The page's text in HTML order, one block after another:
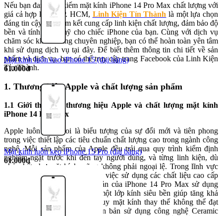
Nếu bạn đang tìm kiếm mặt kính iPhone 14 Pro Max chất lượng với
giá cả hợp lý tại TP. HCM, Linh Kiện Tín Thành là một lựa chọn
đáng tin cậy. Họ cam kết cung cấp linh kiện chất lượng, đảm bảo độ
bền và tính thẩm mỹ cho chiếc iPhone của bạn. Cùng với dịch vụ
chăm sóc khách hàng chuyên nghiệp, bạn có thể hoàn toàn yên tâm
khi sử dụng dịch vụ tại đây. Để biết thêm thông tin chi tiết về sản
phẩm và dịch vụ, bạn có thể truy cập trang Facebook của Linh Kiện
Tín Thành.
1. Thương hiệu Apple và chất lượng sản phẩm
1.1 Giới thiệu về thương hiệu Apple và chất lượng mặt kính
iPhone 14 Pro Max
Apple luôn được coi là biểu tượng của sự đổi mới và tiên phong
trong việc thiết lập các tiêu chuẩn chất lượng cao trong ngành công
nghệ. Mỗi sản phẩm của Apple đều trải qua quy trình kiểm định
nghiêm ngặt trước khi đến tay người dùng, và từng linh kiện, dù
nhỏ nhất như mặt kính, cũng không phải ngoại lệ. Trong lĩnh vực
điện thoại, Apple nổi tiếng với việc sử dụng các chất liệu cao cấp
hàng đầu. Mặt kính nguyên bản của iPhone 14 Pro Max sử dụng
công nghệ Ceramic Shield – một lớp kính siêu bền giúp tăng khả
năng chống trầy và va đập. Tuy mặt kính thay thế không thể đạt
được độ bền như kính nguyên bản sử dụng công nghệ Ceramic
Mặt kính luôn keo iPhone 15 (đại bàng)
61.000đ
Mặt kính luôn keo iPhone 15 Pro (đại bàng)
61.000đ